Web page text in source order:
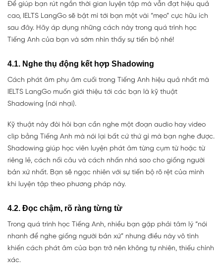
Để giúp bạn rút ngắn thời gian luyện tập mà vẫn đạt hiệu quả
cao, IELTS LangGo sẽ bật mí tới bạn một vài “mẹo” cực hữu ích
sau đây. Hãy áp dụng những cách này trong quá trình học
Tiếng Anh của bạn và sớm nhìn thấy sự tiến bộ nhé!
4.1. Nghe thụ động kết hợp Shadowing
Cách phát âm phụ âm cuối trong Tiếng Anh hiệu quả nhất mà
IELTS LangGo muốn giới thiệu tới các bạn là kỹ thuật
Shadowing (nói nhại).
Kỹ thuật này đòi hỏi bạn cần nghe một đoạn audio hay video
clip bằng Tiếng Anh mà nói lại bất cứ thứ gì mà bạn nghe được.
Shadowing giúp học viên luyện phát âm từng cụm từ hoặc từ
riêng lẻ, cách nối câu và cách nhấn nhá sao cho giống người
bản xứ nhất. Bạn sẽ ngạc nhiên với sự tiến bộ rõ rệt của mình
khi luyện tập theo phương pháp này.
4.2. Đọc chậm, rõ ràng từng từ
Trong quá trình học Tiếng Anh, nhiều bạn gặp phải tâm lý “nói
nhanh để nghe giống người bản xứ” nhưng điều này vô tình
khiến cách phát âm của bạn trở nên không tự nhiên, thiếu chính
xác.